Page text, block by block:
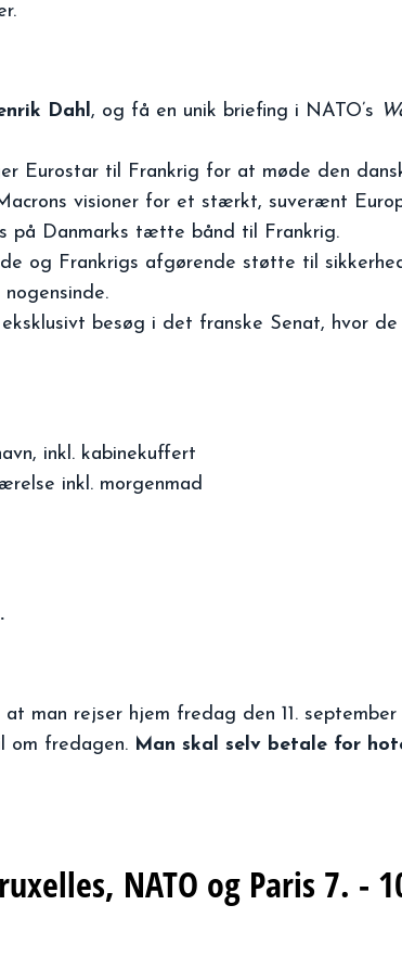
Dahl, og få en unik briefing i NATO’s
Eurostar til Frankrig for at møde den
visioner for et stærkt, suverænt
på Danmarks tætte bånd til Frankrig.
og Frankrigs afgørende støtte til
besøg i det franske Senat, hvor
inkl. kabinekuffert
inkl. morgenmad
man rejser hjem fredag den 11.
om fredagen. Man skal selv betale for
NATO og Paris 7. -